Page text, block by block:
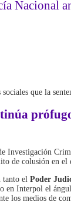
Nacional
que la
Investigación
de colusión en el
tanto el Poder
en Interpol el
los medios de